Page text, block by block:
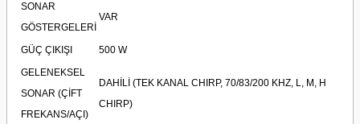
SONAR
GÖSTERGELERİ
VAR
GÜÇ ÇIKIŞI
500 W
GELENEKSEL
SONAR (ÇİFT
FREKANS/AÇI)
DAHİLİ (TEK KANAL CHIRP, 70/83/200 KHZ, L, M, H
CHIRP)